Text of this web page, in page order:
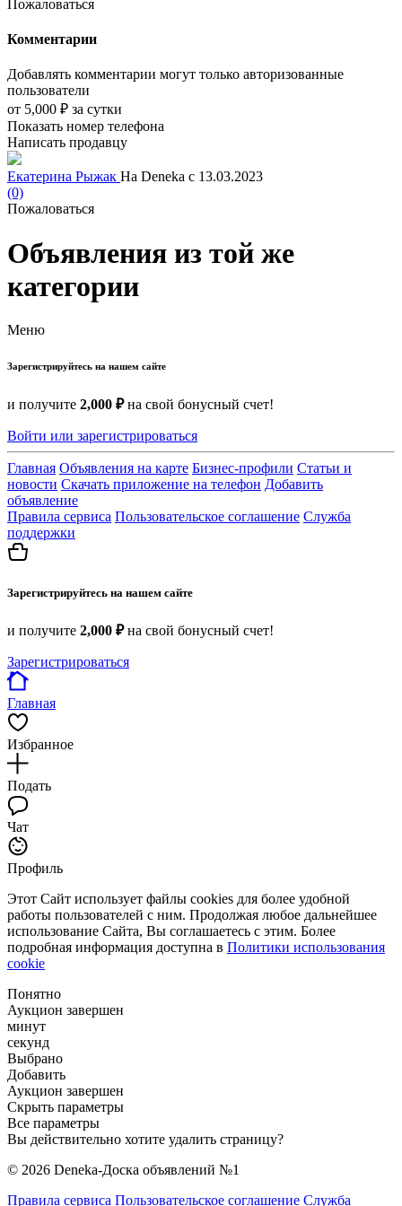
Пожаловаться
Комментарии
Добавлять комментарии могут только авторизованные
пользователи
от 5,000 ₽ за сутки
Показать номер телефона
Написать продавцу
Екатерина Рыжак На Deneka с 13.03.2023
(0)
Пожаловаться
Объявления из той же
категории
Меню
Зарегистрируйтесь на нашем сайте
и получите 2,000 ₽на свой бонусный счет!
Войти или зарегистрироваться
Главная Объявления на карте Бизнес-профили Статьи и
новости Скачать приложение на телефон Добавить
объявление
Правила сервиса Пользовательское соглашение Служба
поддержки
Зарегистрируйтесь на нашем сайте
и получите 2,000 ₽на свой бонусный счет!
Зарегистрироваться
Главная
Избранное
Подать
Чат
Профиль
Этот Сайт использует файлы cookies для более удобной
работы пользователей с ним. Продолжая любое дальнейшее
использование Сайта, Вы соглашаетесь с этим. Более
подробная информация доступна в Политики использования
cookie
Понятно
Аукцион завершен
минут
секунд
Выбрано
Добавить
Аукцион завершен
Скрыть параметры
Все параметры
Вы действительно хотите удалить страницу?
© 2026 Deneka-Доска объявлений №1
Правила сервиса Пользовательское соглашение Служба